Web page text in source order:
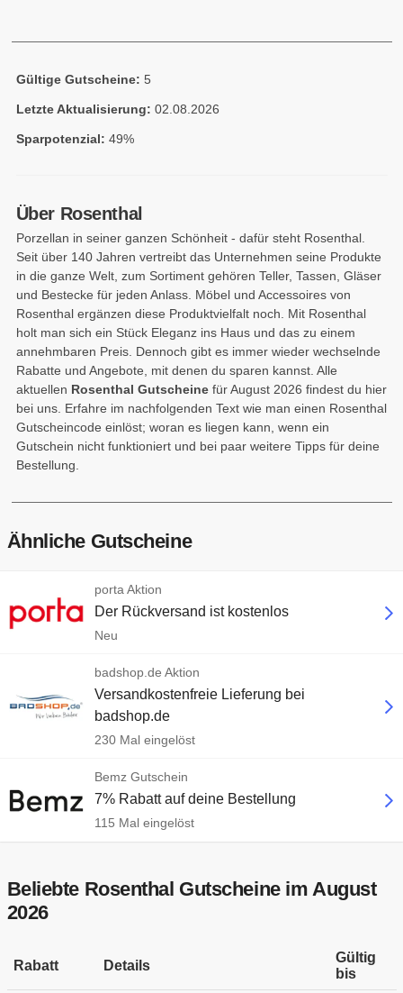
Gültige Gutscheine: 5
Letzte Aktualisierung: 02.08.2026
Sparpotenzial: 49%
Über Rosenthal
Porzellan in seiner ganzen Schönheit - dafür steht Rosenthal.
Seit über 140 Jahren vertreibt das Unternehmen seine Produkte
in die ganze Welt, zum Sortiment gehören Teller, Tassen, Gläser
und Bestecke für jeden Anlass. Möbel und Accessoires von
Rosenthal ergänzen diese Produktvielfalt noch. Mit Rosenthal
holt man sich ein Stück Eleganz ins Haus und das zu einem
annehmbaren Preis. Dennoch gibt es immer wieder wechselnde
Rabatte und Angebote, mit denen du sparen kannst. Alle
aktuellen Rosenthal Gutscheinefür August 2026 findest du hier
bei uns. Erfahre im nachfolgenden Text wie man einen Rosenthal
Gutscheincode einlöst; woran es liegen kann, wenn ein
Gutschein nicht funktioniert und bei paar weitere Tipps für deine
Bestellung.
Ähnliche Gutscheine
porta Aktion
Der Rückversand ist kostenlos
Neu
badshop.de Aktion
Versandkostenfreie Lieferung bei
badshop.de
230 Mal eingelöst
Bemz Gutschein
7% Rabatt auf deine Bestellung
115 Mal eingelöst
Beliebte Rosenthal Gutscheine im August
2026
Rabatt Details
Gültig
bis